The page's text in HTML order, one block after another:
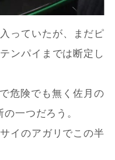
っていたが、まだピ
ンパイまでは断定し
危険でも無く佐月の
一つだろう。
イのアガリでこの半